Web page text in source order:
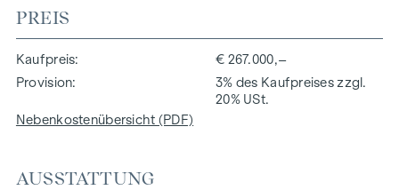
PREIS
Kaufpreis
€ 267.000,–
Provision
3% des Kaufpreises zzgl.
20% USt.
Nebenkostenübersicht (PDF)
AUSSTATTUNG